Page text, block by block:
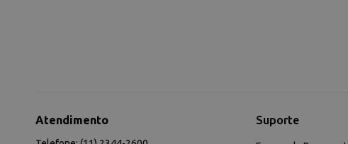
Atendimento Suporte